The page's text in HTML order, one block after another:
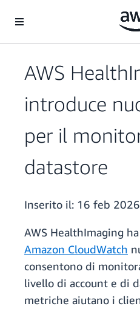
AWS
introduce
per il
datastore
Inserito il: 16 feb 2026
AWS HealthImaging
Amazon CloudWatch
consentono di
livello di account e di
metriche aiutano i